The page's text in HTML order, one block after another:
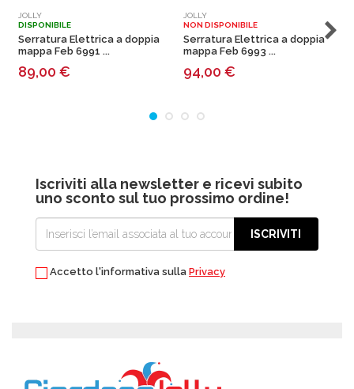
JOLLY
DISPONIBILE
Serratura Elettrica a doppia
mappa Feb 6991 ...
89,00 €
JOLLY
NON DISPONIBILE
Serratura Elettrica a doppia
mappa Feb 6993 ...
94,00 €
Iscriviti alla newsletter e ricevi subito
uno sconto sul tuo prossimo ordine!
ISCRIVITI
Accetto l'informativa sulla Privacy